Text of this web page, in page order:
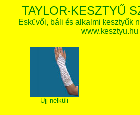
TAYLOR-KESZTYŰ
Esküvői, báli és alkalmi kesztyűk
www.kesztyu.hu
Ujj nélküli